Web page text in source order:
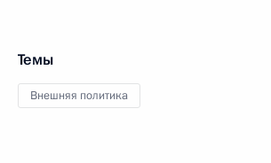
Темы
Внешняя политика